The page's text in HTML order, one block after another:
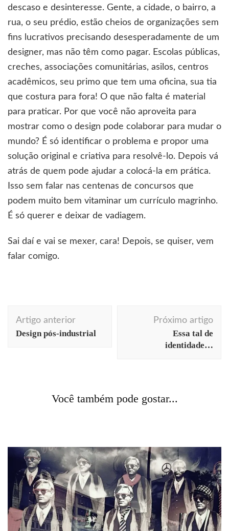
descaso e desinteresse. Gente, a cidade, o bairro, a
rua, o seu prédio, estão cheios de organizações sem
fins lucrativos precisando desesperadamente de um
designer, mas não têm como pagar. Escolas públicas,
creches, associações comunitárias, asilos, centros
acadêmicos, seu primo que tem uma oficina, sua tia
que costura para fora! O que não falta é material
para praticar. Por que você não aproveita para
mostrar como o design pode colaborar para mudar o
mundo? É só identificar o problema e propor uma
solução original e criativa para resolvê-lo. Depois vá
atrás de quem pode ajudar a colocá-la em prática.
Isso sem falar nas centenas de concursos que
podem muito bem vitaminar um currículo magrinho.
É só querer e deixar de vadiagem.
Sai daí e vai se mexer, cara! Depois, se quiser, vem
falar comigo.
de
Artigo anterior
Design pós-industrial
Próximo artigo
Essa tal de
identidade…
Você também pode gostar...
O barco e a aurora